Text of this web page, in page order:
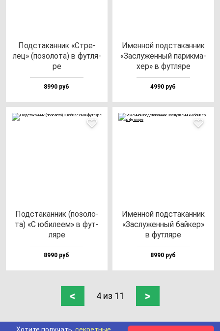
Под­ста­кан­ник «Стре­
лец» (по­зо­ло­та) в фут­ля­
ре
8990 руб
Имен­ной под­ста­кан­ник
«Зас­лу­жен­ный па­рик­ма­
хер» в фут­ля­ре
4990 руб
Под­ста­кан­ник (по­зо­ло­
та) «С юби­ле­ем» в фут­
ля­ре
8990 руб
Имен­ной под­ста­кан­ник
«Зас­лу­жен­ный бай­кер»
в фут­ля­ре
8990 руб
< 4 из 11 >
Хотите получать секретные